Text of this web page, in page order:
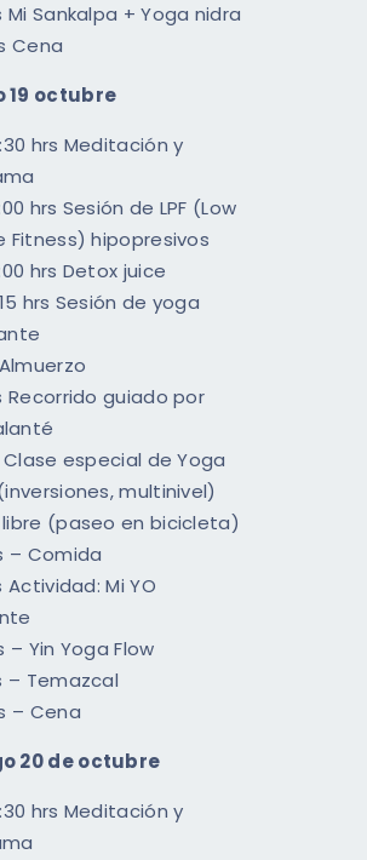
Mi Sankalpa + Yoga nidra
Cena
19 octubre
hrs Meditación y
hrs Sesión de LPF (Low
Fitness) hipopresivos
hrs Detox juice
hrs Sesión de yoga
Recorrido guiado por
Clase especial de Yoga
multinivel)
(paseo en bicicleta)
– Comida
Actividad: Mi YO
– Yin Yoga Flow
– Temazcal
– Cena
20 de octubre
hrs Meditación y